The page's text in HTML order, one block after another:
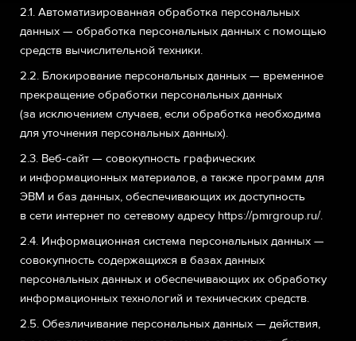
2.1. Автоматизированная обработка персональных
данных — обработка персональных данных с помощью
средств вычислительной техники.
2.2. Блокирование персональных данных — временное
прекращение обработки персональных данных
(за исключением случаев, если обработка необходима
для уточнения персональных данных).
2.3. Веб-сайт — совокупность графических
и информационных материалов, а также программ для
ЭВМ и баз данных, обеспечивающих их доступность
в сети интернет по сетевому адресу https://pmrgroup.ru/.
2.4. Информационная система персональных данных —
совокупность содержащихся в базах данных
персональных данных и обеспечивающих их обработку
информационных технологий и технических средств.
2.5. Обезличивание персональных данных — действия,